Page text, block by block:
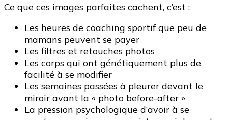
Ce que ces images parfaites cachent, c’est :
Les heures de coaching sportif que peu de
mamans peuvent se payer
Les filtres et retouches photos
Les corps qui ont génétiquement plus de
facilité à se modifier
Les semaines passées à pleurer devant le
miroir avant la « photo before-after »
La pression psychologique d’avoir à se